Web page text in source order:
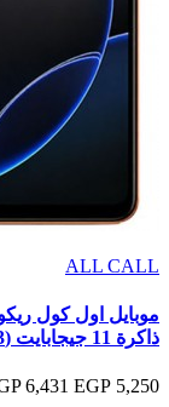
ALL CALL
ذاكرة 11 جيجابايت (3+8 جيجابايت RAM)، شاشة 6.6 بوصة
5,250 EGP
6,431 EGP